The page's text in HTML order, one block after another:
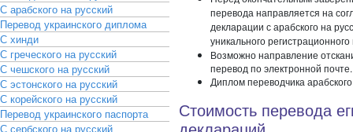
С арабского на русский
Перевод украинского диплома
С хинди
С греческого на русский
С чешского на русский
С эстонского на русский
С корейского на русский
Перевод украинского паспорта
С сербского на русский
перевода направляется на
декларации с арабского на
уникального
Возможно направление
перевод по электронной почте.
Диплом переводчика
Стоимость перевода